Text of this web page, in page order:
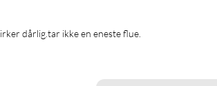
Virker dårlig.tar ikke en eneste flue.